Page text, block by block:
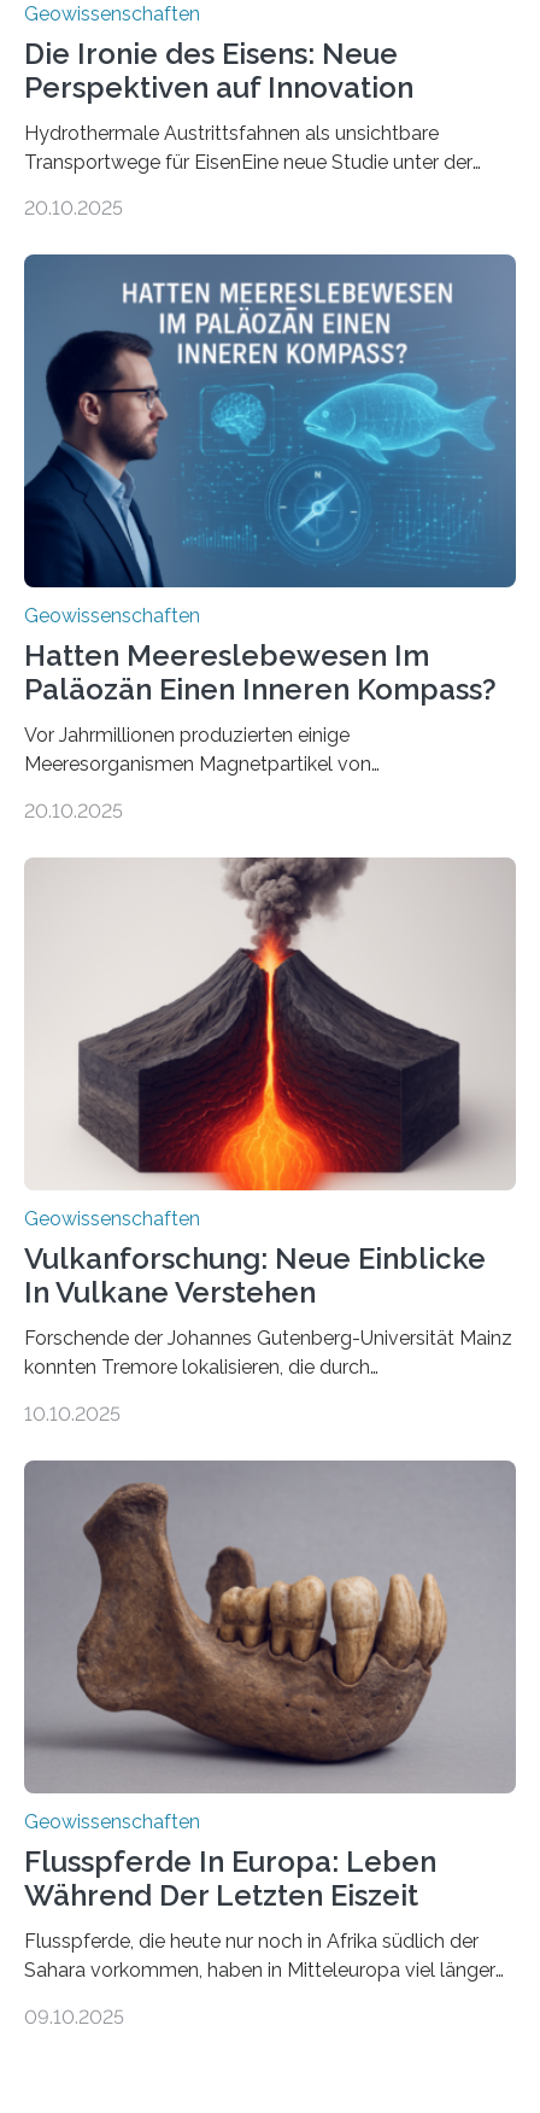
Geowissenschaften
Die Ironie des Eisens: Neue
Perspektiven auf Innovation
Hydrothermale Austrittsfahnen als unsichtbare
Transportwege für EisenEine neue Studie unter der
Umweltwissenschaften der Universität Bremen –
Meeresboden die Eisenverfügbarkeit und den globalen
Stoffkreislauf im Ozean prägen. Die Überblicksstudie
mit dem Titel „Iron’s Irony“ ist in Communications Earth
& Environment erschienen. Die Studie fasst bestehende
Forschungsergebnisse zusammen und interpretiert sie
neu, um zu erklären, wie Eisen, das aus hydrothermalen
Systemen freigesetzt wird, über ganze Ozeanbecken
transportiert werden kann. „Das…
20.10.2025
Geowissenschaften
Hatten Meereslebewesen Im
Paläozän Einen Inneren Kompass?
Vor Jahrmillionen produzierten einige
Meeresorganismen Magnetpartikel von
Sedimenten zu finden sind. Nun ist es einem
Domänen auf einem dieser „Riesenmagnetfossilien” mit
einer raffinierten Methode an der Diamond-
Röntgenquelle zu kartieren. Ihre Analyse zeigt, dass
diese Partikel es den Organismen ermöglicht haben
könnten, winzige Schwankungen sowohl in der
Richtung als auch in der Intensität des Erdmagnetfelds
wahrzunehmen. Dadurch konnten sie sich verorten und
über den Ozean navigieren. Vor einigen Jahren…
20.10.2025
Geowissenschaften
Vulkanforschung: Neue Einblicke
In Vulkane Verstehen
Forschende der Johannes Gutenberg-Universität Mainz
konnten Tremore lokalisieren, die durch
Vulkan? Was passiert in der Erde darunter? Wo
erzeugt durch Magma oder Gase, die sich durch
Schlote einen Weg nach oben bahnen? Jun.-Prof. Dr.
Miriam Christina Reiss, Vulkanseismologin an der
Johannes Gutenberg-Universität Mainz (JGU), und ihr
Team haben am Vulkan Oldoinyo Lengai in Tansania
solche Tremore lokalisiert. „Wir konnten die Tremore
nicht nur nachweisen, sondern ihren Ort in…
10.10.2025
Geowissenschaften
Flusspferde In Europa: Leben
Während Der Letzten Eiszeit
Flusspferde, die heute nur noch in Afrika südlich der
Sahara vorkommen, haben in Mitteleuropa viel länger
Knochenfunden zeigen, dass Flusspferde noch vor
09.10.2025